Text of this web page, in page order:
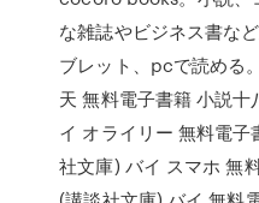
な雑誌やビジネス書な
ブレット、pcで読める
天 無料電子書籍 小説
イ オライリー 無料電
社文庫) バイ スマホ 無